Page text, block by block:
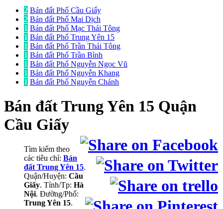
2 Bán đất Phố Cầu Giấy
2 Bán đất Phố Mai Dịch
1 Bán đất Phố Mạc Thái Tông
1 Bán đất Phố Trung Yên 15
1 Bán đất Phố Trần Thái Tông
1 Bán đất Phố Trần Bình
1 Bán đất Phố Nguyễn Ngọc Vũ
1 Bán đất Phố Nguyễn Khang
1 Bán đất Phố Nguyễn Chánh
Bán đấtTrung Yên 15 Quận
Cầu Giấy
Tìm kiếm theo
các tiêu chí: Bán
đất Trung Yên 15.
Quận/Huyện: Cầu
Giấy. Tỉnh/Tp: Hà
Nội. Đường/Phố:
Trung Yên 15.